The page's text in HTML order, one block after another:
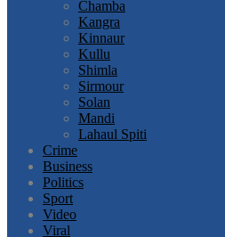
Chamba
Kangra
Kinnaur
Kullu
Shimla
Sirmour
Solan
Mandi
Lahaul Spiti
Crime
Business
Politics
Sport
Video
Viral